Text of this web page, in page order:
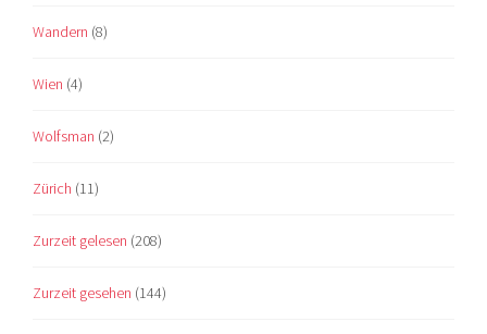
Wandern (8)
Wien (4)
Wolfsman (2)
Zürich (11)
Zurzeit gelesen (208)
Zurzeit gesehen (144)